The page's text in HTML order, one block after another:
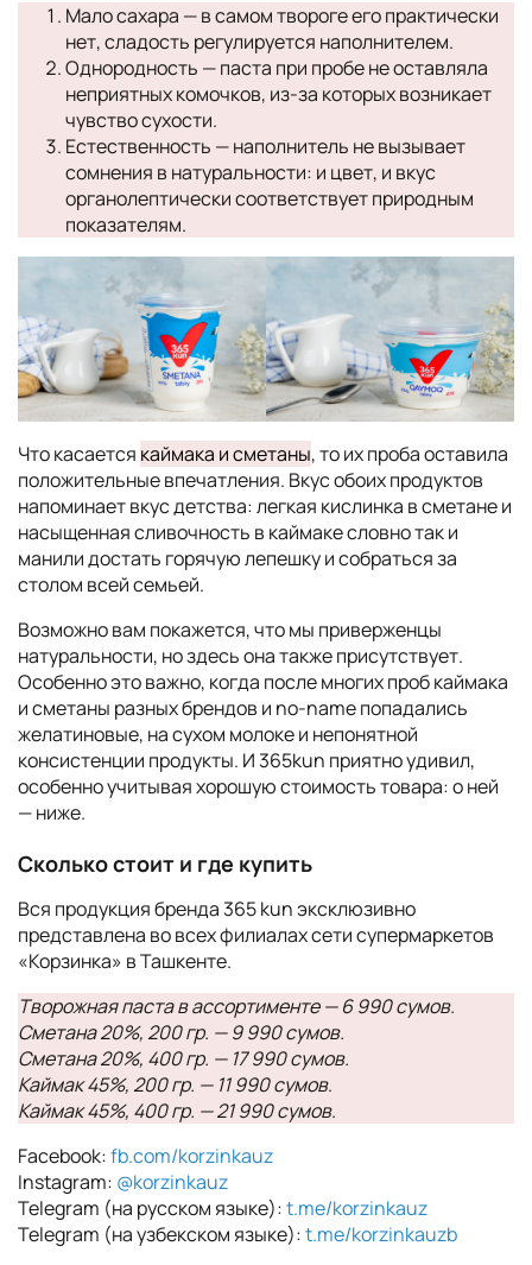
Мало сахара — в самом твороге его практически
нет, сладость регулируется наполнителем.
Однородность — паста при пробе не оставляла
неприятных комочков, из-за которых возникает
чувство сухости.
Естественность — наполнитель не вызывает
сомнения в натуральности: и цвет, и вкус
органолептически соответствует природным
показателям.
Что касается каймака и сметаны, то их проба оставила
положительные впечатления. Вкус обоих продуктов
напоминает вкус детства: легкая кислинка в сметане и
насыщенная сливочность в каймаке словно так и
манили достать горячую лепешку и собраться за
столом всей семьей.
Возможно вам покажется, что мы приверженцы
натуральности, но здесь она также присутствует.
Особенно это важно, когда после многих проб каймака
и сметаны разных брендов и no-name попадались
желатиновые, на сухом молоке и непонятной
консистенции продукты. И 365kun приятно удивил,
особенно учитывая хорошую стоимость товара: о ней
— ниже.
Сколько стоит и где купить
Вся продукция бренда 365 kun эксклюзивно
представлена во всех филиалах сети супермаркетов
«Корзинка» в Ташкенте.
Творожная паста в ассортименте — 6 990 сумов.
Сметана 20%, 200 гр. — 9 990 сумов.
Сметана 20%, 400 гр. — 17 990 сумов.
Каймак 45%, 200 гр. — 11 990 сумов.
Каймак 45%, 400 гр. — 21 990 сумов.
Facebook:fb.com/korzinkauz
Instagram: @korzinkauz
Telegram (на русском языке):t.me/korzinkauz
Telegram (на узбекском языке):t.me/korzinkauzb